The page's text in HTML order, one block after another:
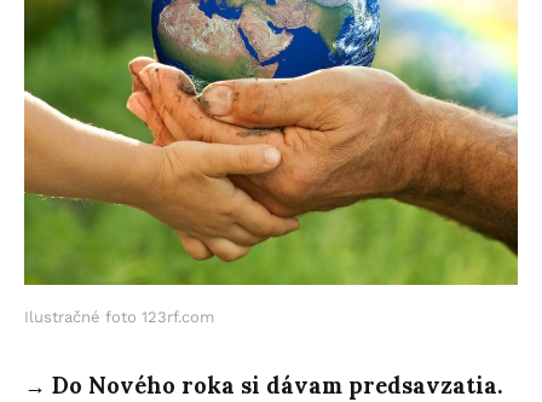
Ilustračné foto 123rf.com
→ Do Nového roka si dávam predsavzatia.